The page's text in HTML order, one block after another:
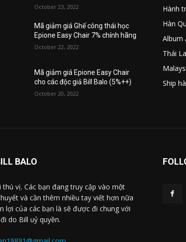
October 23, 2022
Mã giảm giá Ghế công thái học
Epione Easy Chair 7% chính hãng
October 22, 2022
Mã giảm giá Epione Easy Chair
cho các độc giả Bill Balo (5%++)
October 20, 2022
Hành
Hàn
Album
Thái
Ship
BALO
vị. Các bạn đang truy cập vào một
và cần thêm nhiều tay viết hơn nữa
lợi của các bạn là sẽ được đi chung với
do Bill uỷ quyền.